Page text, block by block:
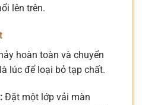
lên trên.
hoàn toàn và chuyển
lúc để loại bỏ tạp chất.
Đặt một lớp vải màn